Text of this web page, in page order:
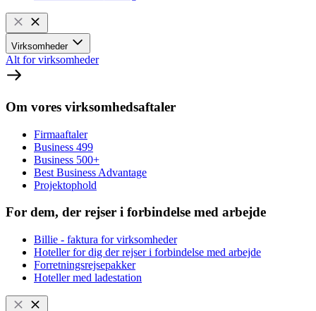
Virksomheder
Alt for virksomheder
Om vores virksomhedsaftaler
Firmaaftaler
Business 499
Business 500+
Best Business Advantage
Projektophold
For dem, der rejser i forbindelse med arbejde
Billie - faktura for virksomheder
Hoteller for dig der rejser i forbindelse med arbejde
Forretningsrejsepakker
Hoteller med ladestation